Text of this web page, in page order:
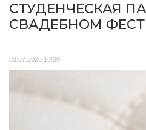
СТУДЕНЧЕСКАЯ
СВАДЕБНОМ
03.07.2025 10:00